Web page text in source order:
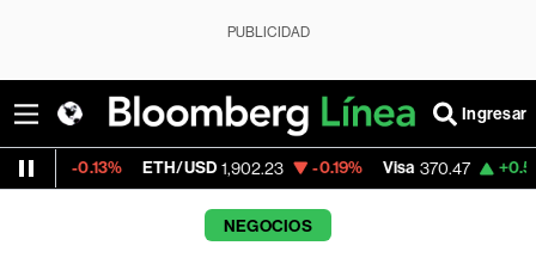
PUBLICIDAD
Ingresar
ETH/USD 1,902.23 -0.19% Visa 370.47 +0.52%
NEGOCIOS